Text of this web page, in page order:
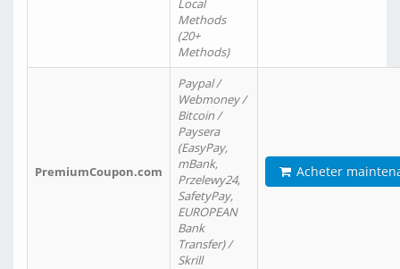
Local
Methods
(20+
Methods)
PremiumCoupon.com
Paypal /
Webmoney /
Bitcoin /
Paysera
(EasyPay,
mBank,
Przelewy24,
SafetyPay,
EUROPEAN
Bank
Transfer) /
Skrill
Acheter